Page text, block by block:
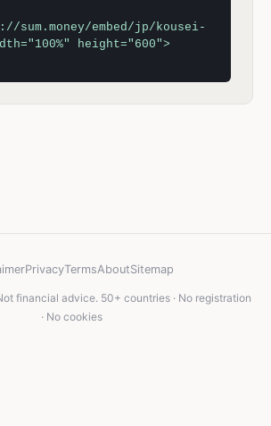
sum.money/embed/jp/kousei-
height="600">
PrivacyTermsAboutSitemap
financial advice. 50+ countries · No registration
· No cookies